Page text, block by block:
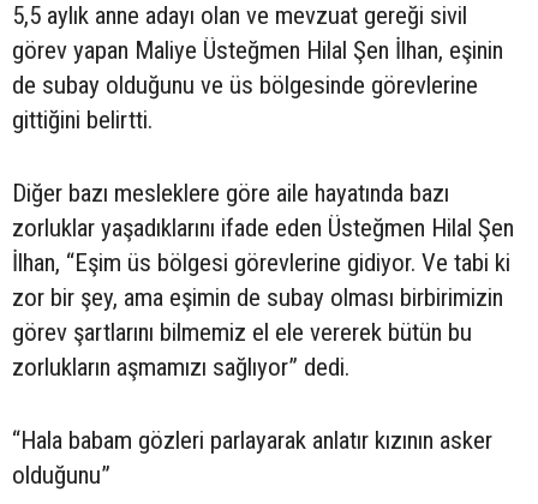
5,5 aylık anne adayı olan ve mevzuat gereği sivil
görev yapan Maliye Üsteğmen Hilal Şen İlhan, eşinin
de subay olduğunu ve üs bölgesinde görevlerine
gittiğini belirtti.
Diğer bazı mesleklere göre aile hayatında bazı
zorluklar yaşadıklarını ifade eden Üsteğmen Hilal Şen
İlhan, “Eşim üs bölgesi görevlerine gidiyor. Ve tabi ki
zor bir şey, ama eşimin de subay olması birbirimizin
görev şartlarını bilmemiz el ele vererek bütün bu
zorlukların aşmamızı sağlıyor” dedi.
“Hala babam gözleri parlayarak anlatır kızının asker
olduğunu”